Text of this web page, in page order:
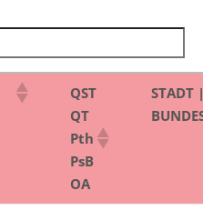
QST
QT
Pth
PsB
OA
STADT